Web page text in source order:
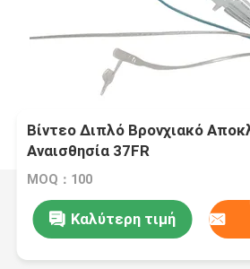
Βίντεο Διπλό Βρονχιακό
Αναισθησία 37FR
MOQ：100
Καλύτερη τιμή